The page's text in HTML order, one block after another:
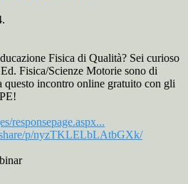
Fisica di Qualità? Sei curioso
Fisica/Scienze Motorie sono di
questo incontro online gratuito con gli
responsepage.aspx...
p/nyzTKLELbLAtbGXk/